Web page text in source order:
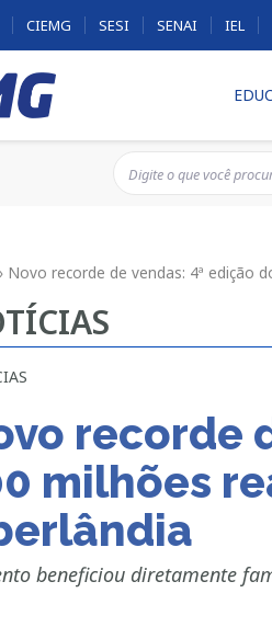
CIEMG SESI SENAI IEL
Novo recorde de vendas: 4ª edição
recorde
milhões
beneficiou diretamente